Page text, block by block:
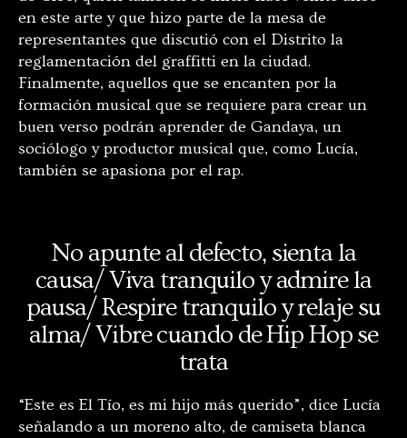
en este arte y que hizo parte de la mesa de
representantes que discutió con el Distrito la
reglamentación del graffitti en la ciudad.
Finalmente, aquellos que se encanten por la
formación musical que se requiere para crear un
buen verso podrán aprender de Gandaya, un
sociólogo y productor musical que, como Lucía,
también se apasiona por el rap.
No apunte al defecto, sienta la
causa/ Viva tranquilo y admire la
pausa/ Respire tranquilo y relaje su
alma/ Vibre cuando de Hip Hop se
trata
“Este es El Tío, es mi hijo más querido”, dice Lucía
señalando a un moreno alto, de camiseta blanca